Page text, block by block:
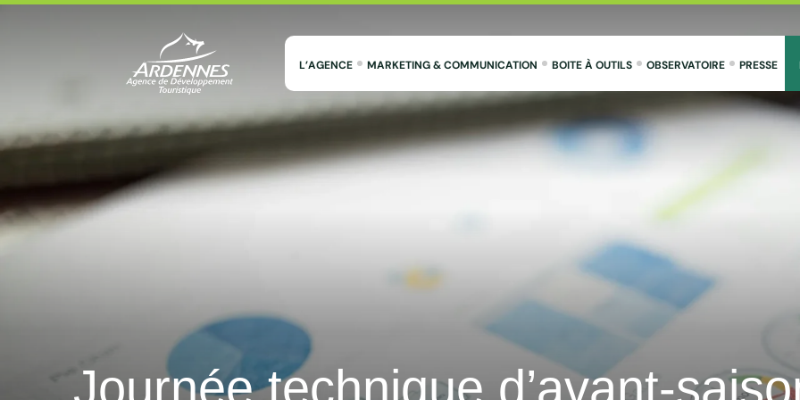
ADT des Ardennes Pro
L’AGENCE MARKETING & COMMUNICATION BOITE À OUTILS OBSERVATOIRE PRESSE
Journée technique d’avant-